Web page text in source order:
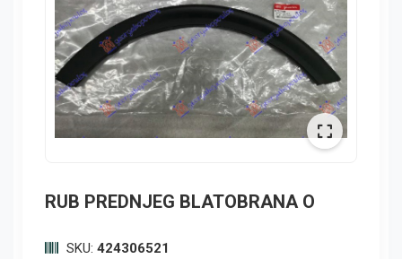
RUB PREDNJEG BLATOBRANA O
SKU: 424306521